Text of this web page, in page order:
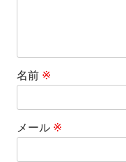
名前 ※
メール ※